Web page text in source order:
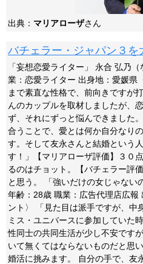
出典： マリアローザさん
バチェラー・ジャパン３
「妄想恋愛ライター」 永合 弘乃
業：恋愛ライター 出身地：愛媛県
まで素直な性格で、前向きですが
んのカップルを取材しましたが、
ず、それにずっと悩んできました
合うことで、愛とは何か自分なり
す。そして友永さんと結婚という
す！」【マリアローザ評価】３０
るのはチョット。【バチェラー評
と思う。 「強いだけの女じゃない
年齢：28歳 職業：広告代理店広報
ント〉 「見た目は派手ですが、中
ミス・ユニバースに参加していた
性同士の共同生活が少し不安です
いて無くてはならないものだと思
婚活に挑みます。 自分の手で、友